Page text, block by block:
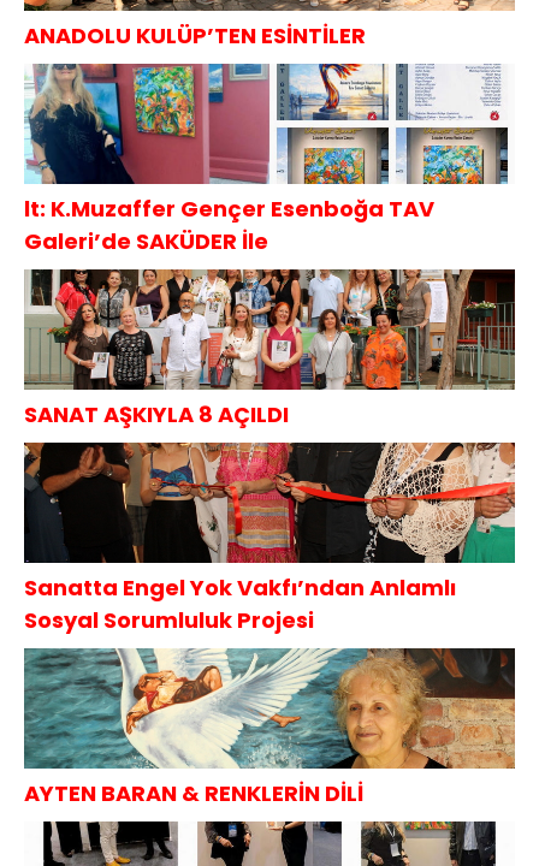
ANADOLU KULÜP’TEN ESİNTİLER
lt: K.Muzaffer Gençer Esenboğa TAV
Galeri’de SAKÜDER İle
SANAT AŞKIYLA 8 AÇILDI
Sanatta Engel Yok Vakfı’ndan Anlamlı
Sosyal Sorumluluk Projesi
AYTEN BARAN & RENKLERİN DİLİ